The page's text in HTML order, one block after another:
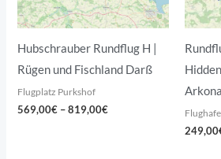
Hubschrauber Rundflug H |
Rügen und Fischland Darß
Flugplatz Purkshof
569,00€ –819,00€
249,00